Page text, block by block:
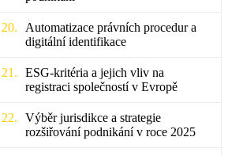
Automatizace právních procedur a
digitální identifikace
ESG-kritéria a jejich vliv na
registraci společností v Evropě
Výběr jurisdikce a strategie
rozšiřování podnikání v roce 2025